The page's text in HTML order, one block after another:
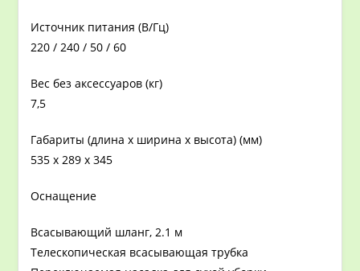
Источник питания (В/Гц)
220 / 240 / 50 / 60
Вес без аксессуаров (кг)
7,5
Габариты (длина х ширина х высота) (мм)
535 x 289 x 345
Оснащение
Всасывающий шланг, 2.1 м
Телескопическая всасывающая трубка